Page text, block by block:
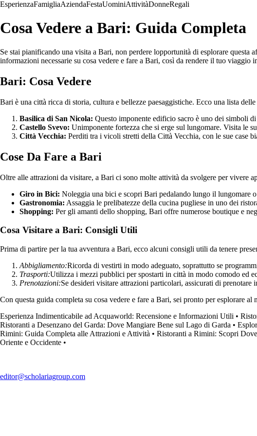
EsperienzaFamigliaAziendaFestaUominiAttivitàDonneRegali
Cosa Vedere a Bari: Guida Completa
Se stai pianificando una visita a Bari, non perdere lopportunità di esplorare
informazioni necessarie su cosa vedere e fare a Bari, così da rendere il tuo viaggio
Bari: Cosa Vedere
Bari è una città ricca di storia, cultura e bellezze paesaggistiche. Ecco una lista
Basilica di San Nicola: Questo imponente edificio sacro è uno dei simboli
Castello Svevo: Unimponente fortezza che si erge sul lungomare. Visita le
Città Vecchia: Perditi tra i vicoli stretti della Città Vecchia, con le sue case
Cose Da Fare a Bari
Oltre alle attrazioni da visitare, a Bari ci sono molte attività da svolgere per vivere
Giro in Bici: Noleggia una bici e scopri Bari pedalando lungo il lungomare
Gastronomia: Assaggia le prelibatezze della cucina pugliese in uno dei
Shopping: Per gli amanti dello shopping, Bari offre numerose boutique e
Cosa Visitare a Bari: Consigli Utili
Prima di partire per la tua avventura a Bari, ecco alcuni consigli utili da tenere
Abbigliamento:Ricorda di vestirti in modo adeguato, soprattutto se
Trasporti:Utilizza i mezzi pubblici per spostarti in città in modo comodo ed
Prenotazioni:Se desideri visitare attrazioni particolari, assicurati di prenotare
Con questa guida completa su cosa vedere e fare a Bari, sei pronto per esplorare
Esperienza Indimenticabile ad Acquaworld: Recensione e Informazioni Utili •
Ristoranti a Desenzano del Garda: Dove Mangiare Bene sul Lago di Garda •
Rimini: Guida Completa alle Attrazioni e Attività • Ristoranti a Rimini: Scopri
Oriente e Occidente •
editor@scholariagroup.com